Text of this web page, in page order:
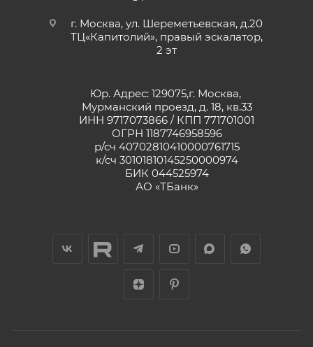
г. Москва, ул. Шереметьевская, д.20
ТЦ«Капитолий», правый эскалатор,
2 эт
Юр. Адрес: 129075,г. Москва,
Мурманский проезд, д. 18, кв.33
ИНН 9717073866 / КПП 771701001
ОГРН 1187746958596
р/сч 40702810410000761715
к/сч 30101810145250000974
БИК 044525974
АО «ТБанк»